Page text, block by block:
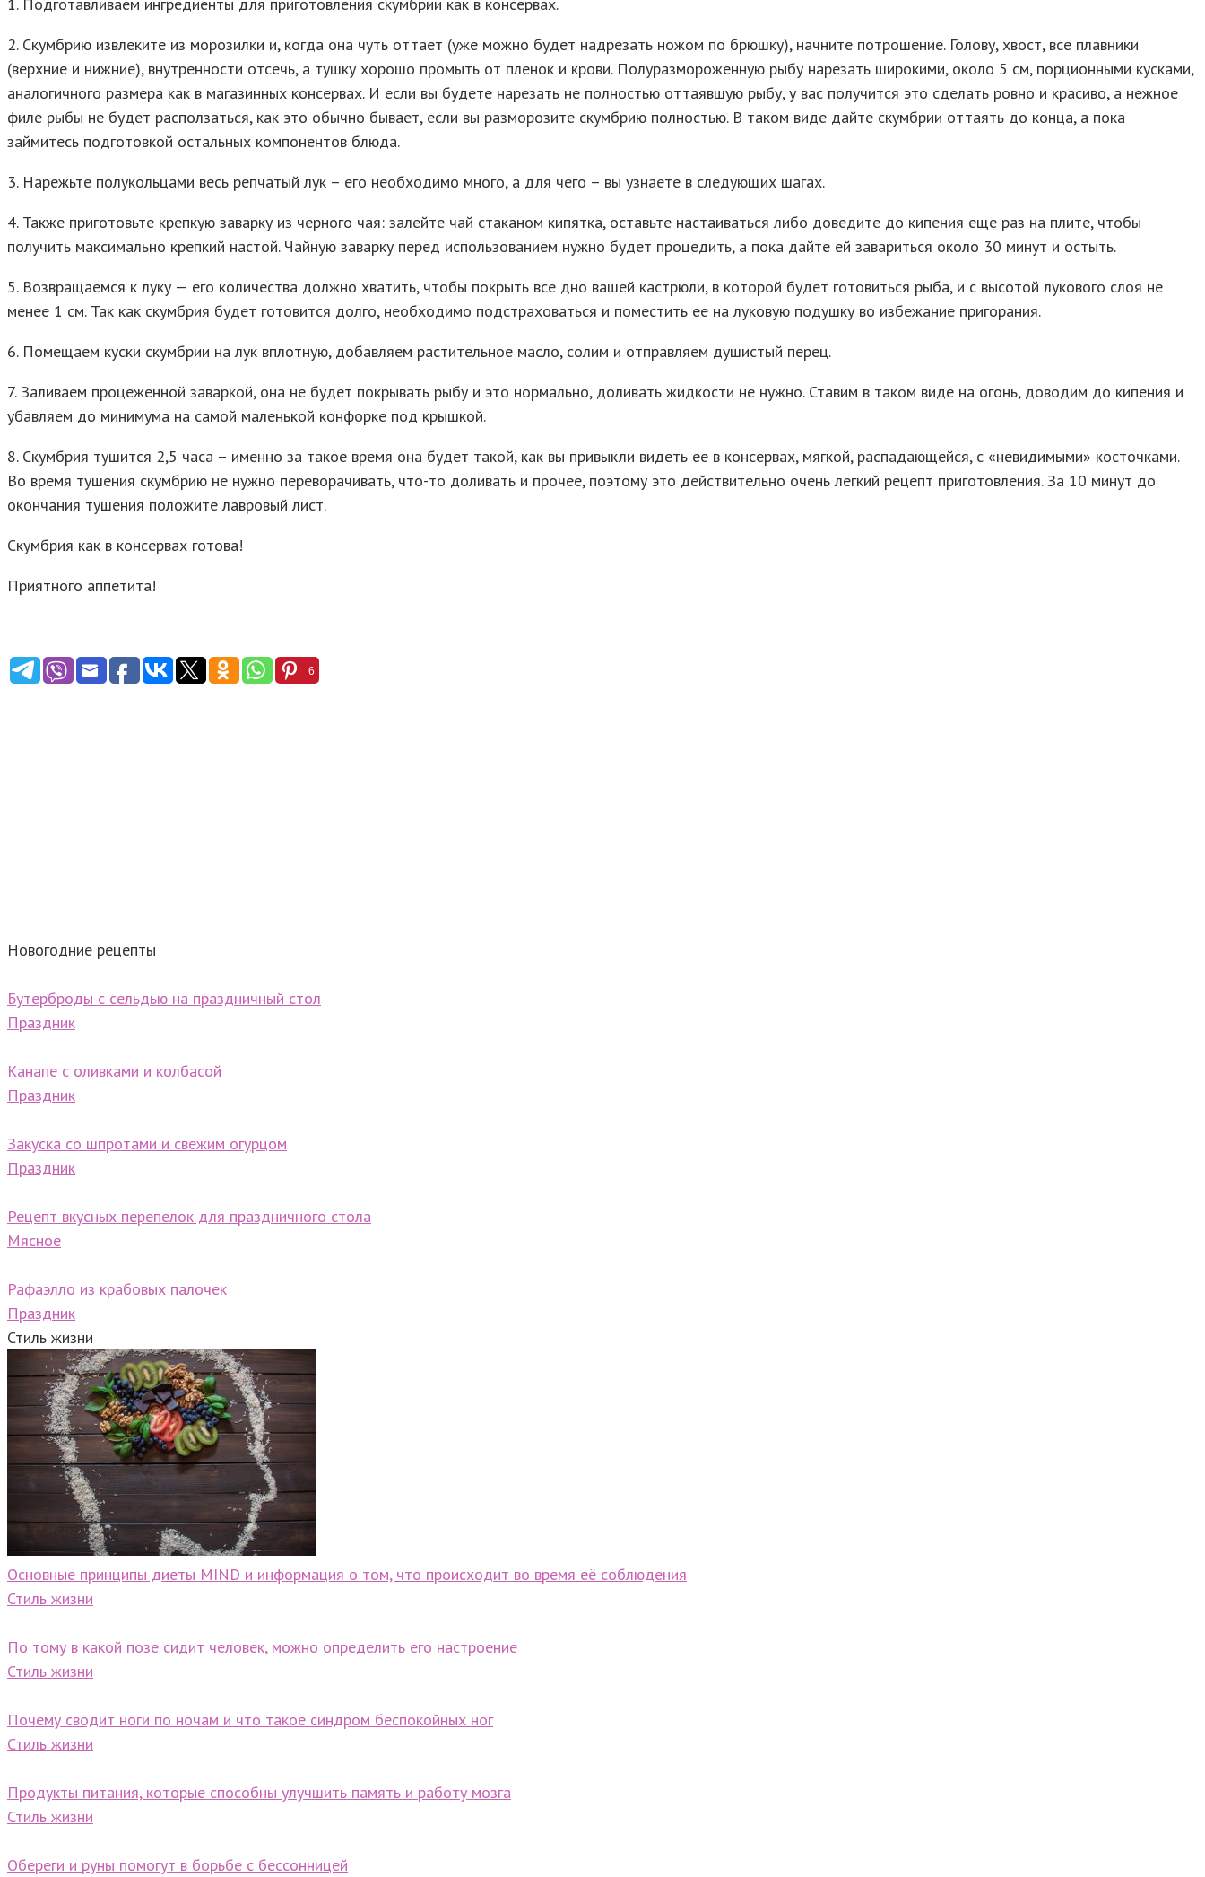
2. Скумбрию извлеките из морозилки и, когда она чуть оттает (уже можно будет надрезать ножом по брюшку), начните потрошение. Голову, хвост, все плавники
(верхние и нижние), внутренности отсечь, а тушку хорошо промыть от пленок и крови. Полуразмороженную рыбу нарезать широкими, около 5 см, порционными кусками,
аналогичного размера как в магазинных консервах. И если вы будете нарезать не полностью оттаявшую рыбу, у вас получится это сделать ровно и красиво, а нежное
филе рыбы не будет расползаться, как это обычно бывает, если вы разморозите скумбрию полностью. В таком виде дайте скумбрии оттаять до конца, а пока
займитесь подготовкой остальных компонентов блюда.
3. Нарежьте полукольцами весь репчатый лук – его необходимо много, а для чего – вы узнаете в следующих шагах.
4. Также приготовьте крепкую заварку из черного чая: залейте чай стаканом кипятка, оставьте настаиваться либо доведите до кипения еще раз на плите, чтобы
получить максимально крепкий настой. Чайную заварку перед использованием нужно будет процедить, а пока дайте ей завариться около 30 минут и остыть.
5. Возвращаемся к луку — его количества должно хватить, чтобы покрыть все дно вашей кастрюли, в которой будет готовиться рыба, и с высотой лукового слоя не
менее 1 см. Так как скумбрия будет готовится долго, необходимо подстраховаться и поместить ее на луковую подушку во избежание пригорания.
6. Помещаем куски скумбрии на лук вплотную, добавляем растительное масло, солим и отправляем душистый перец.
7. Заливаем процеженной заваркой, она не будет покрывать рыбу и это нормально, доливать жидкости не нужно. Ставим в таком виде на огонь, доводим до кипения и
убавляем до минимума на самой маленькой конфорке под крышкой.
8. Скумбрия тушится 2,5 часа – именно за такое время она будет такой, как вы привыкли видеть ее в консервах, мягкой, распадающейся, с «невидимыми» косточками.
Во время тушения скумбрию не нужно переворачивать, что-то доливать и прочее, поэтому это действительно очень легкий рецепт приготовления. За 10 минут до
окончания тушения положите лавровый лист.
Скумбрия как в консервах готова!
Приятного аппетита!
6
Новогодние рецепты
Бутерброды с сельдью на праздничный стол
Праздник
Канапе с оливками и колбасой
Праздник
Закуска со шпротами и свежим огурцом
Праздник
Рецепт вкусных перепелок для праздничного стола
Мясное
Рафаэлло из крабовых палочек
Праздник
Стиль жизни
Основные принципы диеты MIND и информация о том, что происходит во время её соблюдения
Стиль жизни
По тому в какой позе сидит человек, можно определить его настроение
Стиль жизни
Почему сводит ноги по ночам и что такое синдром беспокойных ног
Стиль жизни
Продукты питания, которые способны улучшить память и работу мозга
Стиль жизни
Обереги и руны помогут в борьбе с бессонницей